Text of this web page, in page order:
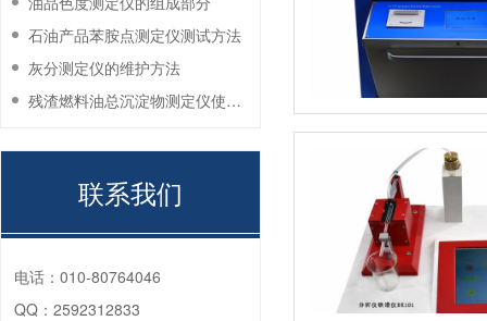
石油产品苯胺点测定仪测试方法
灰分测定仪的维护方法
残渣燃料油总沉淀物测定仪使用注意事项
联系我们
电话： 010-80764046
QQ： 2592312833